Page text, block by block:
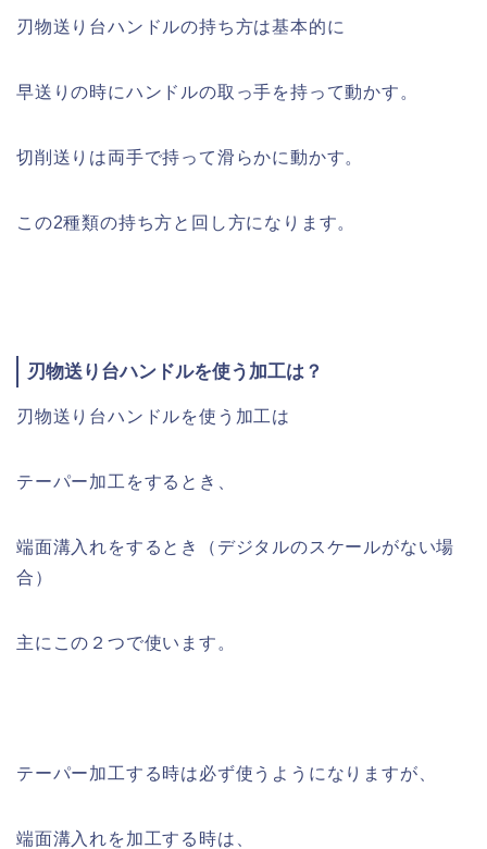
刃物送り台ハンドルの持ち方は基本的に
早送りの時にハンドルの取っ手を持って動かす。
切削送りは両手で持って滑らかに動かす。
この2種類の持ち方と回し方になります。
刃物送り台ハンドルを使う加工は？
刃物送り台ハンドルを使う加工は
テーパー加工をするとき、
端面溝入れをするとき（デジタルのスケールがない場
合）
主にこの２つで使います。
テーパー加工する時は必ず使うようになりますが、
端面溝入れを加工する時は、